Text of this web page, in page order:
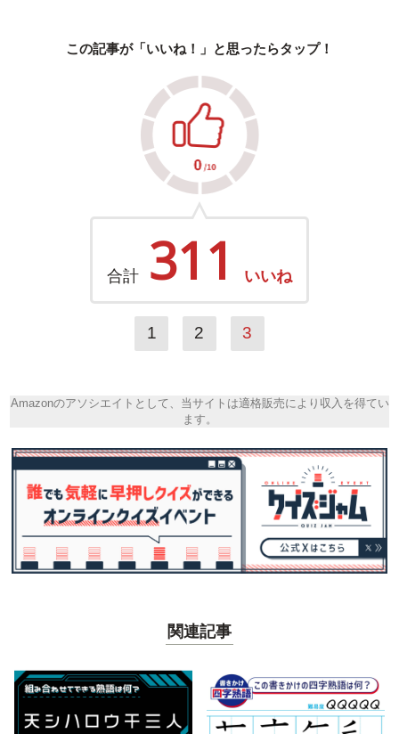
この記事が「いいね！」と思ったらタップ！
合計 311 いいね
1 2 3
Amazonのアソシエイトとして、当サイトは適格販売により収入を得てい
ます。
関連記事